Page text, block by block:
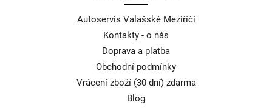
Autoservis Valašské Meziříčí
Kontakty - o nás
Doprava a platba
Obchodní podmínky
Vrácení zboží (30 dní) zdarma
Blog